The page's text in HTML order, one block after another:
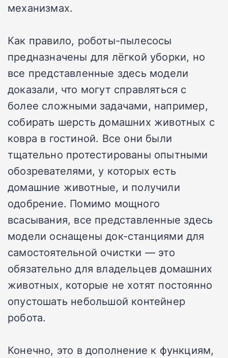
механизмах.
Как правило, роботы-пылесосы
предназначены для лёгкой уборки, но
все представленные здесь модели
доказали, что могут справляться с
более сложными задачами, например,
собирать шерсть домашних животных с
ковра в гостиной. Все они были
тщательно протестированы опытными
обозревателями, у которых есть
домашние животные, и получили
одобрение. Помимо мощного
всасывания, все представленные здесь
модели оснащены док-станциями для
самостоятельной очистки — это
обязательно для владельцев домашних
животных, которые не хотят постоянно
опустошать небольшой контейнер
робота.
Конечно, это в дополнение к функциям,